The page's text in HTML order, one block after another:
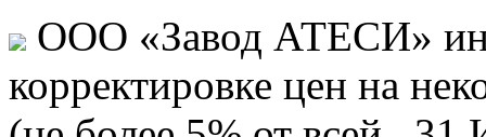
ООО «Завод АТЕСИ»
корректировке цен на